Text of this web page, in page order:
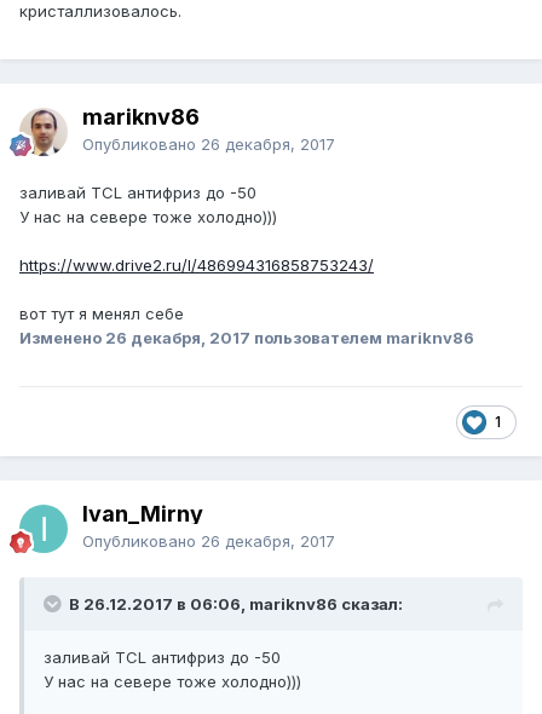
кристаллизовалось.
mariknv86
Опубликовано 26 декабря, 2017
заливай TCL антифриз до -50
У нас на севере тоже холодно)))
https://www.drive2.ru/l/486994316858753243/
вот тут я менял себе
Изменено 26 декабря, 2017 пользователем mariknv86
1
Ivan_Mirny
Опубликовано 26 декабря, 2017
В 26.12.2017 в 06:06, mariknv86 сказал:
заливай TCL антифриз до -50
У нас на севере тоже холодно)))